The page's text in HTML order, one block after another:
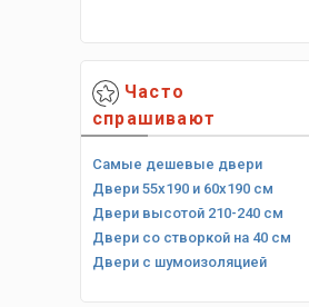
Часто
спрашивают
Самые дешевые двери
Двери 55х190 и 60х190 см
Двери высотой 210-240 см
Двери со створкой на 40 см
Двери с шумоизоляцией